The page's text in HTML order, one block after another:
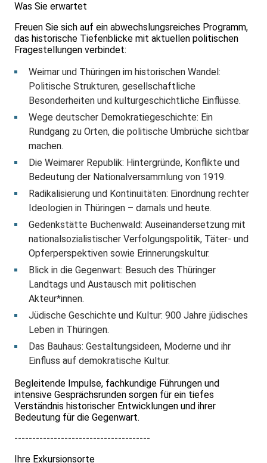
Was Sie erwartet
Freuen Sie sich auf ein abwechslungsreiches Programm,
das historische Tiefenblicke mit aktuellen politischen
Fragestellungen verbindet:
Weimar und Thüringen im historischen Wandel:
Politische Strukturen, gesellschaftliche
Besonderheiten und kulturgeschichtliche Einflüsse.
Wege deutscher Demokratiegeschichte: Ein
Rundgang zu Orten, die politische Umbrüche sichtbar
machen.
Die Weimarer Republik: Hintergründe, Konflikte und
Bedeutung der Nationalversammlung von 1919.
Radikalisierung und Kontinuitäten: Einordnung rechter
Ideologien in Thüringen – damals und heute.
Gedenkstätte Buchenwald: Auseinandersetzung mit
nationalsozialistischer Verfolgungspolitik, Täter‑ und
Opferperspektiven sowie Erinnerungskultur.
Blick in die Gegenwart: Besuch des Thüringer
Landtags und Austausch mit politischen
Akteur*innen.
Jüdische Geschichte und Kultur: 900 Jahre jüdisches
Leben in Thüringen.
Das Bauhaus: Gestaltungsideen, Moderne und ihr
Einfluss auf demokratische Kultur.
Begleitende Impulse, fachkundige Führungen und
intensive Gesprächsrunden sorgen für ein tiefes
Verständnis historischer Entwicklungen und ihrer
Bedeutung für die Gegenwart.
--------------------------------------
Ihre Exkursionsorte